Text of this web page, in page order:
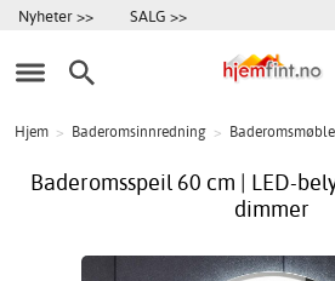
Nyheter >> SALG >>
Hjem > Baderomsinnredning >
Baderomsspeil 60 cm | LED-
dimmer